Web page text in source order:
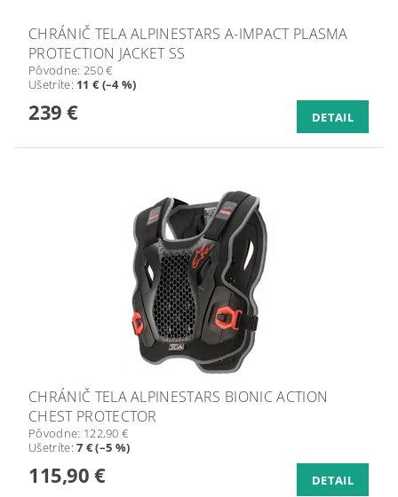
CHRÁNIČ TELA ALPINESTARS A-IMPACT PLASMA
PROTECTION JACKET SS
Pôvodne: 250 €
Ušetríte: 11 € (–4 %)
239 € DETAIL
CHRÁNIČ TELA ALPINESTARS BIONIC ACTION
CHEST PROTECTOR
Pôvodne: 122,90 €
Ušetríte:7 € (–5 %)
115,90 € DETAIL